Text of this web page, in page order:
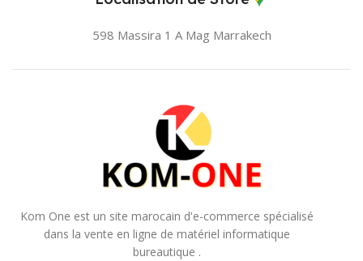
598 Massira 1 A Mag Marrakech
Kom One est un site marocain d'e-commerce spécialisé
dans la vente en ligne de matériel informatique
bureautique .